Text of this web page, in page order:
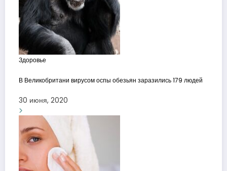
Здоровье
В Великобритани вирусом оспы обезьян заразились 179 людей
30 июня, 2020